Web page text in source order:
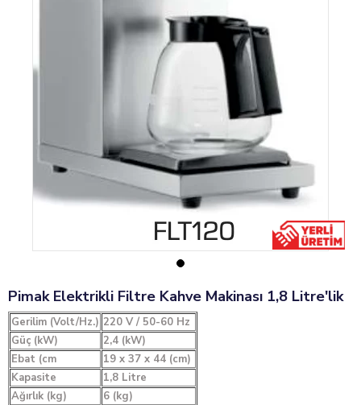
Pimak Elektrikli Filtre Kahve Makinası 1,8 Litre'lik
Gerilim (Volt/Hz.) 220 V / 50-60 Hz
Güç (kW)
2,4 (kW)
Ebat (cm 19 x 37 x 44 (cm)
Kapasite
1,8 Litre
Ağırlık (kg)
6 (kg)